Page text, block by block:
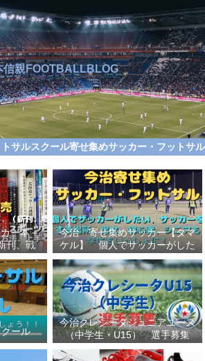
信親FOOTBALLBLOG
サルスクール寄せ集めサッカー・フット
ー本＋
刊、戦
ンド、
サッカ
なる方法
今治 寄せ集めサッカー【タマ
ケル】 個人でサッカーがした
い、サッカーをする場所、男
女、初心者、シニアも学生もい
っしょに！【タマケル】
ール
今治クレシータジュニアユース
（中学生・U15） 選手募集